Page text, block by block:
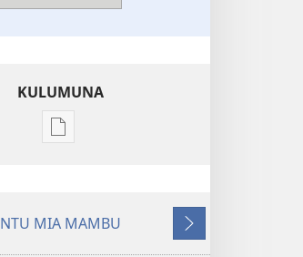
KULUMUNA
Kulumuna
Bibila
NTU MIA MAMBU
Kuntwala